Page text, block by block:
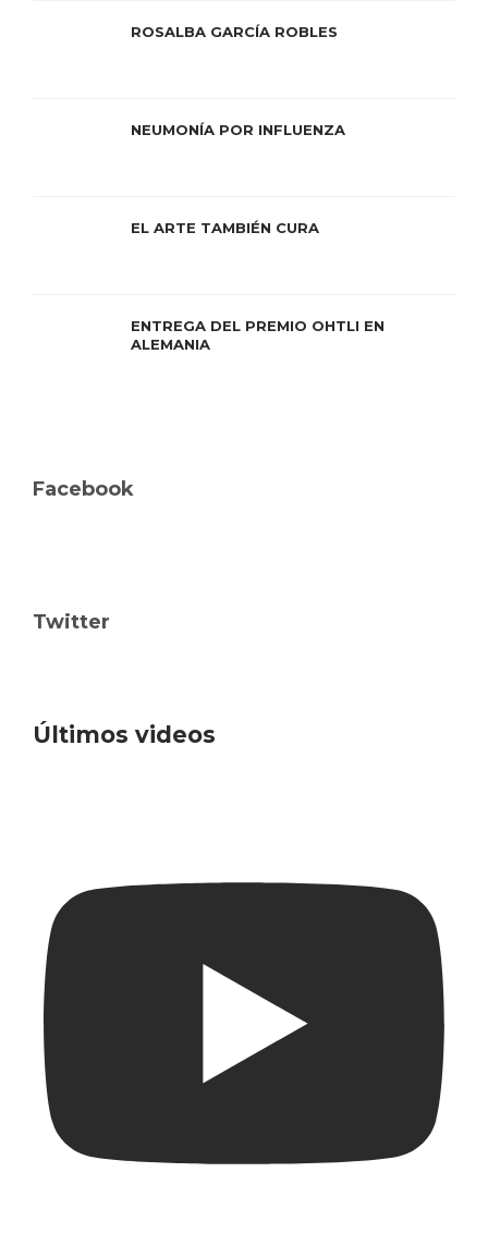
ROSALBA GARCÍA ROBLES
NEUMONÍA POR INFLUENZA
EL ARTE TAMBIÉN CURA
ENTREGA DEL PREMIO OHTLI EN
ALEMANIA
Facebook
Twitter
Últimos videos